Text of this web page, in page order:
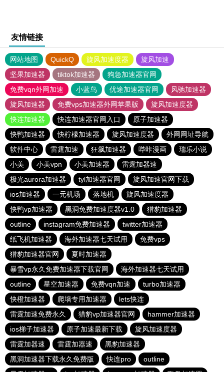
友情链接
网站地图 QuickQ 旋风加速度器
旋风加速
坚果加速器
tiktok加速器
狗急加速器官网
免费vqn外网加速
小蓝鸟 优途加速器官网
风驰加速器
旋风加速器
免费vps加速器外网苹果版
旋风加速度器
快连加速器
快连加速器官网入口
原子加速器
快鸭加速器
快柠檬加速器 旋风加速度器
外网网址导航
软件中心
雷霆加速 狂飙加速器 哔咔漫画
瑞乐小说
小美
小美vpn 小美加速器
雷霆加器速
极光aurora加速器
tyl加速器官网
旋风加速官网下载
ios加速器
一元机场 落地机
旋风加速度器
快鸭vp加速器
黑洞免费加速度器v1.0
猎豹加速器
outline
instagram免费加速器
twitter加速器
纸飞机加速器
海外加速器七天试用
免费vps
猎豹加速器官网
夏时加速器
暴雪vp永久免费加速器下载官网
海外加速器七天试用
outline
星空加速器 免费vqn加速
turbo加速器
快橙加速器
爬墙专用加速器
lets快连
雷霆加速免费永久
猎豹vp加速器官网
hammer加速器
ios梯子加速器
原子加速最新下载
旋风加速度器
雷霆加器速
雷霆加器速
黑豹加速器
黑洞加速器下载永久免费版
快连pro
outline